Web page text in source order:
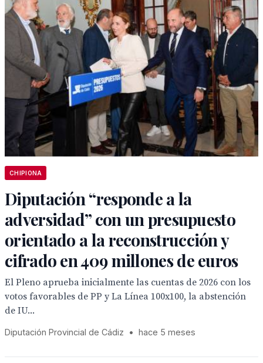
CHIPIONA
Diputación “responde a la
adversidad” con un presupuesto
orientado a la reconstrucción y
cifrado en 409 millones de euros
El Pleno aprueba inicialmente las cuentas de 2026 con los
votos favorables de PP y La Línea 100x100, la abstención
de IU...
Diputación Provincial de Cádiz • hace 5 meses